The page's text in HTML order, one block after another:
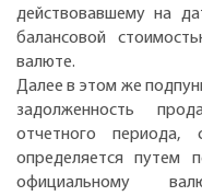
действовавшему на
балансовой
валюте.
Далее в этом же
задолженность
отчетного периода,
определяется путем
официальному